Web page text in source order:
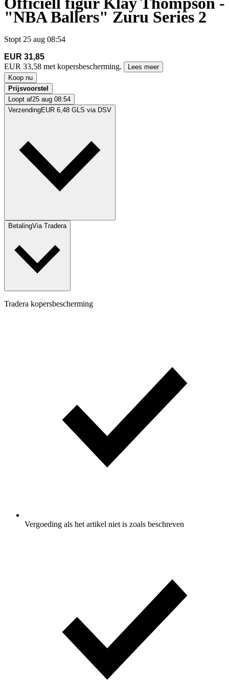
"NBA Ballers" Zuru Series 2
Stopt 25 aug 08:54
EUR 31,85
EUR 33,58 met kopersbescherming.
Lees meer
Koop nu
Prijsvoorstel
Loopt af25 aug 08:54
VerzendingEUR 6,48 GLS via DSV
BetalingVia Tradera
Tradera kopersbescherming
Vergoeding als het artikel niet is zoals beschreven